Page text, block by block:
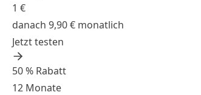
1 €
danach 9,90 € monatlich
Jetzt testen
50 % Rabatt
12 Monate